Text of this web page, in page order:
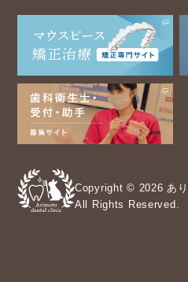
Copyright © 2026 あり
All Rights Reserved.